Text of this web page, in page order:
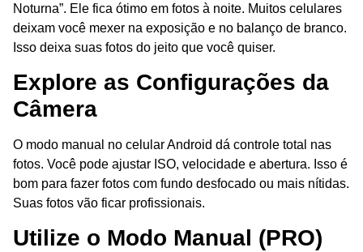
Noturna”. Ele fica ótimo em fotos à noite. Muitos celulares
deixam você mexer na exposição e no balanço de branco.
Isso deixa suas fotos do jeito que você quiser.
Explore as Configurações da
Câmera
O modo manual no celular Android dá controle total nas
fotos. Você pode ajustar ISO, velocidade e abertura. Isso é
bom para fazer fotos com fundo desfocado ou mais nítidas.
Suas fotos vão ficar profissionais.
Utilize o Modo Manual (PRO)